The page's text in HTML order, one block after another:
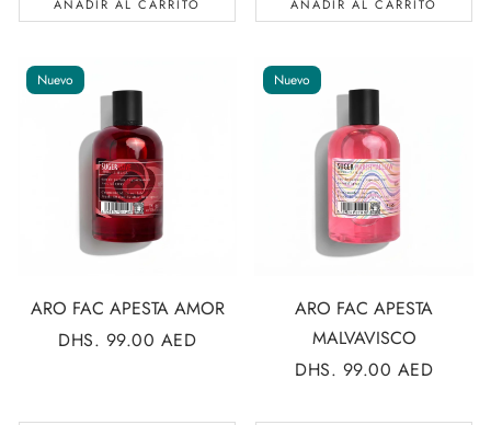
AÑADIR AL CARRITO AÑADIR AL CARRITO
Nuevo
ARO FAC APESTA AMOR
PRECIO
DHS. 99.00 AED
Nuevo
ARO FAC APESTA
MALVAVISCO
PRECIO
DHS. 99.00 AED